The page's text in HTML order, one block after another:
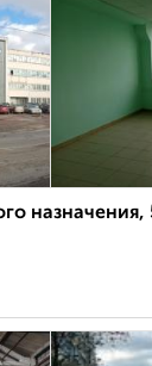
назначения,